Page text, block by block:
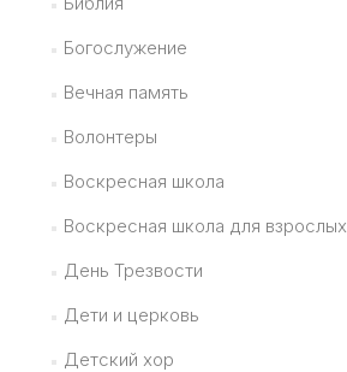
Богослужение
Вечная память
Волонтеры
Воскресная школа
Воскресная школа для взрослых
День Трезвости
Дети и церковь
Детский хор